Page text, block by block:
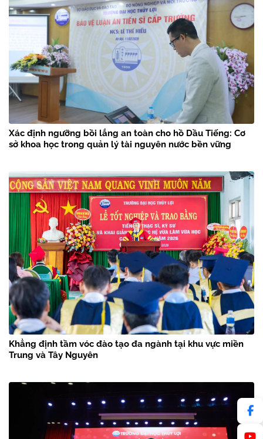
Xác định ngưỡng bồi lắng an toàn cho hồ Dầu Tiếng: Cơ
sở khoa học trong quản lý tài nguyên nước bền vững
Khẳng định tầm vóc đào tạo đa ngành tại khu vực miền
Trung và Tây Nguyên